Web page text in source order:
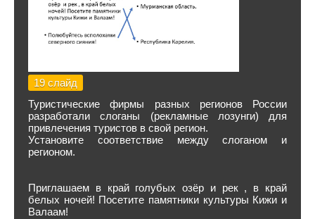
19 слайд
Туристические фирмы разных регионов России
разработали слоганы (рекламные лозунги) для
привлечения туристов в свой регион.
Установите соответствие между слоганом и
регионом.
Приглашаем в край голубых озёр и рек , в край
белых ночей! Посетите памятники культуры Кижи и
Валаам!